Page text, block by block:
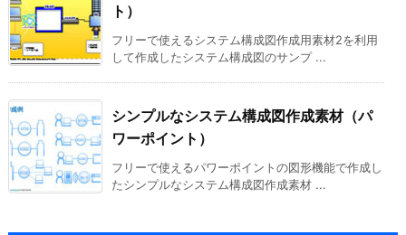
ト）
フリーで使えるシステム構成図作成用素材2を利用
して作成したシステム構成図のサンプ ...
シンプルなシステム構成図作成素材（パ
ワーポイント）
フリーで使えるパワーポイントの図形機能で作成し
たシンプルなシステム構成図作成素材 ...